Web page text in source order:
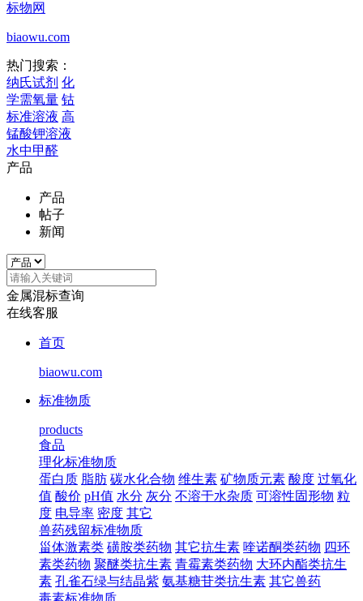
标物网
biaowu.com
热门搜索：
纳氏试剂 化
学需氧量 钴
标准溶液 高
锰酸钾溶液
水中甲醛
产品
产品
帖子
新闻
金属混标查询
在线客服
首页
biaowu.com
标准物质
products
食品
理化标准物质
蛋白质 脂肪 碳水化合物 维生素 矿物质元素 酸度 过氧化
值 酸价 pH值 水分 灰分 不溶于水杂质 可溶性固形物 粒
度 电导率 密度 其它
兽药残留标准物质
甾体激素类 磺胺类药物 其它抗生素 喹诺酮类药物 四环
素类药物 聚醚类抗生素 青霉素类药物 大环内酯类抗生
素 孔雀石绿与结晶紫 氨基糖苷类抗生素 其它兽药
毒素标准物质